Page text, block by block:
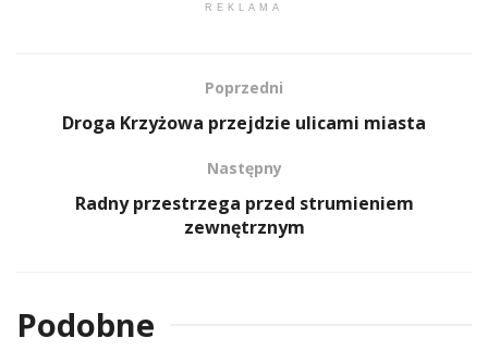
REKLAMA
Poprzedni
Droga Krzyżowa przejdzie ulicami miasta
Następny
Radny przestrzega przed strumieniem
zewnętrznym
Podobne